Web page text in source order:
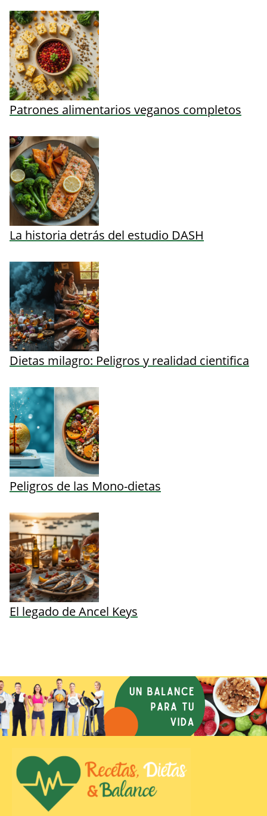
Patrones alimentarios veganos completos
La historia detrás del estudio DASH
Dietas milagro: Peligros y realidad cientifica
Peligros de las Mono-dietas
El legado de Ancel Keys